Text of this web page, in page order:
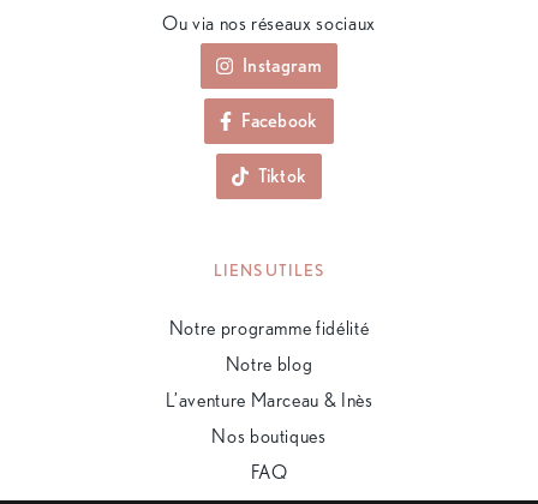
Ou via nos réseaux sociaux
Instagram
Facebook
Tiktok
LIENS UTILES
Notre programme fidélité
Notre blog
L’aventure Marceau & Inès
Nos boutiques
FAQ